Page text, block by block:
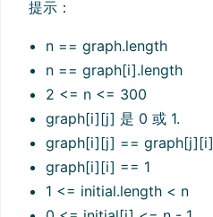
提示：
n == graph.length
n == graph[i].length
2 <= n <= 300
graph[i][j] 是 0 或 1.
graph[i][j] == graph[j][i]
graph[i][i] == 1
1 <= initial.length < n